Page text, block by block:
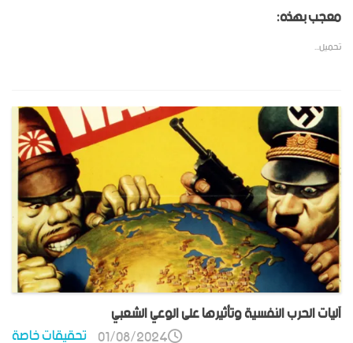
معجب بهذه:
تحميل...
آليات الحرب النفسية وتأثيرها على الوعي الشعبي
تحقيقات خاصة